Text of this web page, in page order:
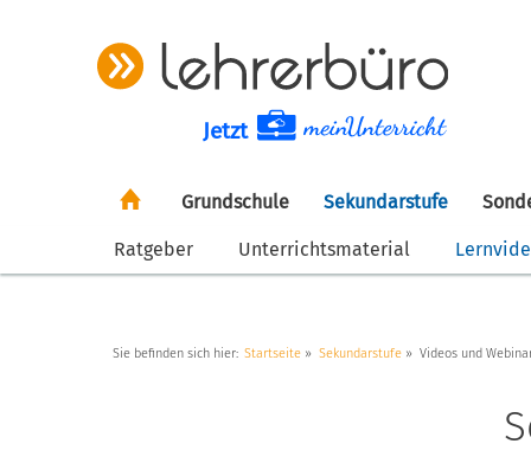
Jetzt
Grundschule Sekundarstufe
Ratgeber Unterrichtsmaterial
Sie befinden sich hier: Startseite Sekundarstufe Videos und